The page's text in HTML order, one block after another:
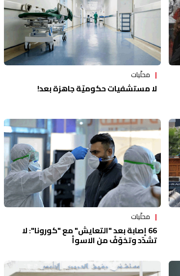
محلّيات
لا مستشفيات حكوميّة جاهزة بعد!
محلّيات
66 إصابة بعد "التعايش" مع "كورونا": لا
تشدّد وتخوّفٌ من الاسوأ